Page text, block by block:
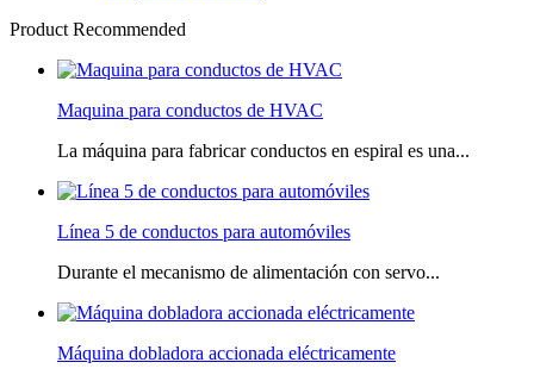
Product Recommended
Maquina para conductos de HVAC
La máquina para fabricar conductos en espiral es una...
Línea 5 de conductos para automóviles
Durante el mecanismo de alimentación con servo...
Máquina dobladora accionada eléctricamente